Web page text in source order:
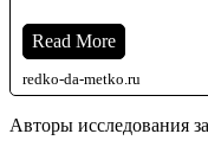
Read More
redko-da-metko.ru
Авторы исследования